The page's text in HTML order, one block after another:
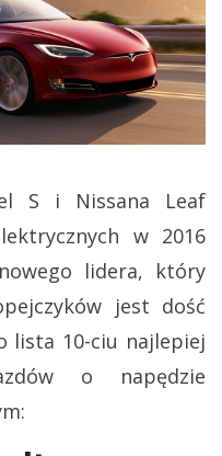
S i Nissana Leaf
w 2016
lidera, który
jest dość
lista 10-ciu najlepiej
o napędzie